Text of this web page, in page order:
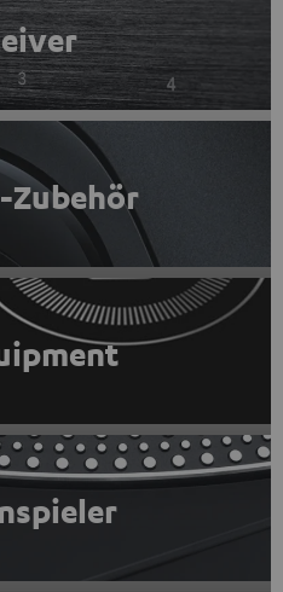
Zubehör